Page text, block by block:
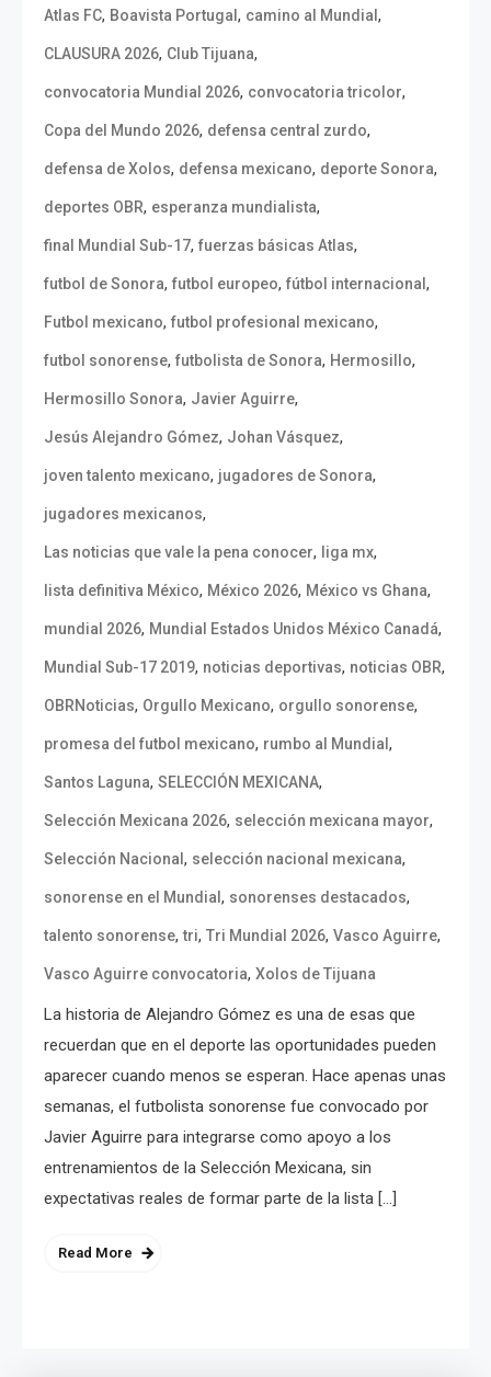
Atlas FC, Boavista Portugal , camino al Mundial ,
CLAUSURA 2026, Club Tijuana,
convocatoria Mundial 2026, convocatoria tricolor,
Copa del Mundo 2026, defensa central zurdo,
defensa de Xolos, defensa mexicano, deporte Sonora,
deportes OBR, esperanza mundialista,
final Mundial Sub-17, fuerzas básicas Atlas,
futbol de Sonora, futbol europeo, fútbol internacional ,
Futbol mexicano, futbol profesional mexicano,
futbol sonorense, futbolista de Sonora, Hermosillo,
Hermosillo Sonora, Javier Aguirre,
Jesús Alejandro Gómez, Johan Vásquez,
joven talento mexicano, jugadores de Sonora,
jugadores mexicanos,
Las noticias que vale la pena conocer, liga mx,
lista definitiva México, México 2026, México vs Ghana,
mundial 2026, Mundial Estados Unidos México Canadá,
Mundial Sub-17 2019, noticias deportivas, noticias OBR,
OBRNoticias, Orgullo Mexicano, orgullo sonorense,
promesa del futbol mexicano, rumbo al Mundial ,
Santos Laguna, SELECCIÓN MEXICANA,
Selección Mexicana 2026, selección mexicana mayor,
Selección Nacional , selección nacional mexicana,
sonorense en el Mundial , sonorenses destacados,
talento sonorense,tri, Tri Mundial 2026, Vasco Aguirre,
Vasco Aguirre convocatoria, Xolos de Tijuana
La historia de Alejandro Gómez es una de esas que
recuerdan que en el deporte las oportunidades pueden
aparecer cuando menos se esperan. Hace apenas unas
semanas, el futbolista sonorense fue convocado por
Javier Aguirre para integrarse como apoyo a los
entrenamientos de la Selección Mexicana, sin
expectativas reales de formar parte de la lista […]
Read More